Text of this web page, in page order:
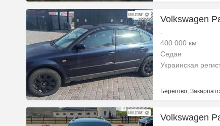
Volkswagen
.
400 000 км
Седан
Украинская
Берегово,
Volkswagen